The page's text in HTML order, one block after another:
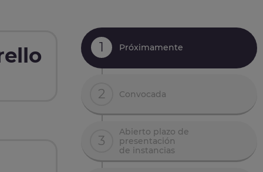
1 Próximamente
2 Convocada
3
Abierto plazo de
presentación
de instancias